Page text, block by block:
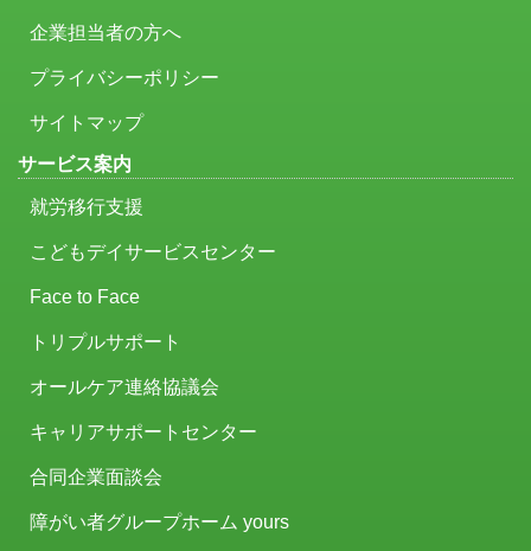
企業担当者の方へ
プライバシーポリシー
サイトマップ
サービス案内
就労移行支援
こどもデイサービスセンター
Face to Face
トリプルサポート
オールケア連絡協議会
キャリアサポートセンター
合同企業面談会
障がい者グループホーム yours